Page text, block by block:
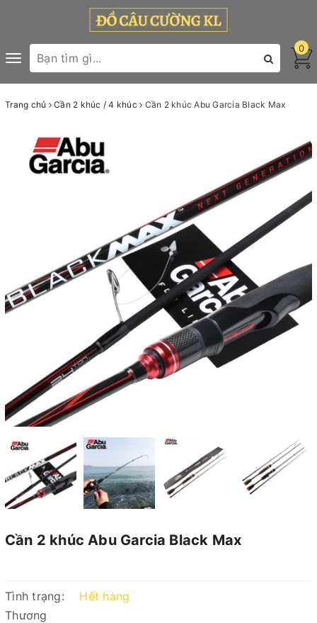
Toggle
navigation
0
Trang chủ Cần 2 khúc / 4 khúc Cần 2 khúc Abu Garcia Black Max
Cần 2 khúc Abu Garcia Black Max
Tình trạng:
Hết hàng
Thương